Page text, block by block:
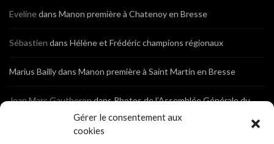
Gérer le consentement aux
cookies
Evelinedans Manon première à Chatenoy en Bresse
Sébastien dans Hélène et Frédéric champions régionaux
Marius Baillydans Manon première à Saint Martin en Bresse
Jean Marc GautherondansPhotos de l’Assemblée Générale du